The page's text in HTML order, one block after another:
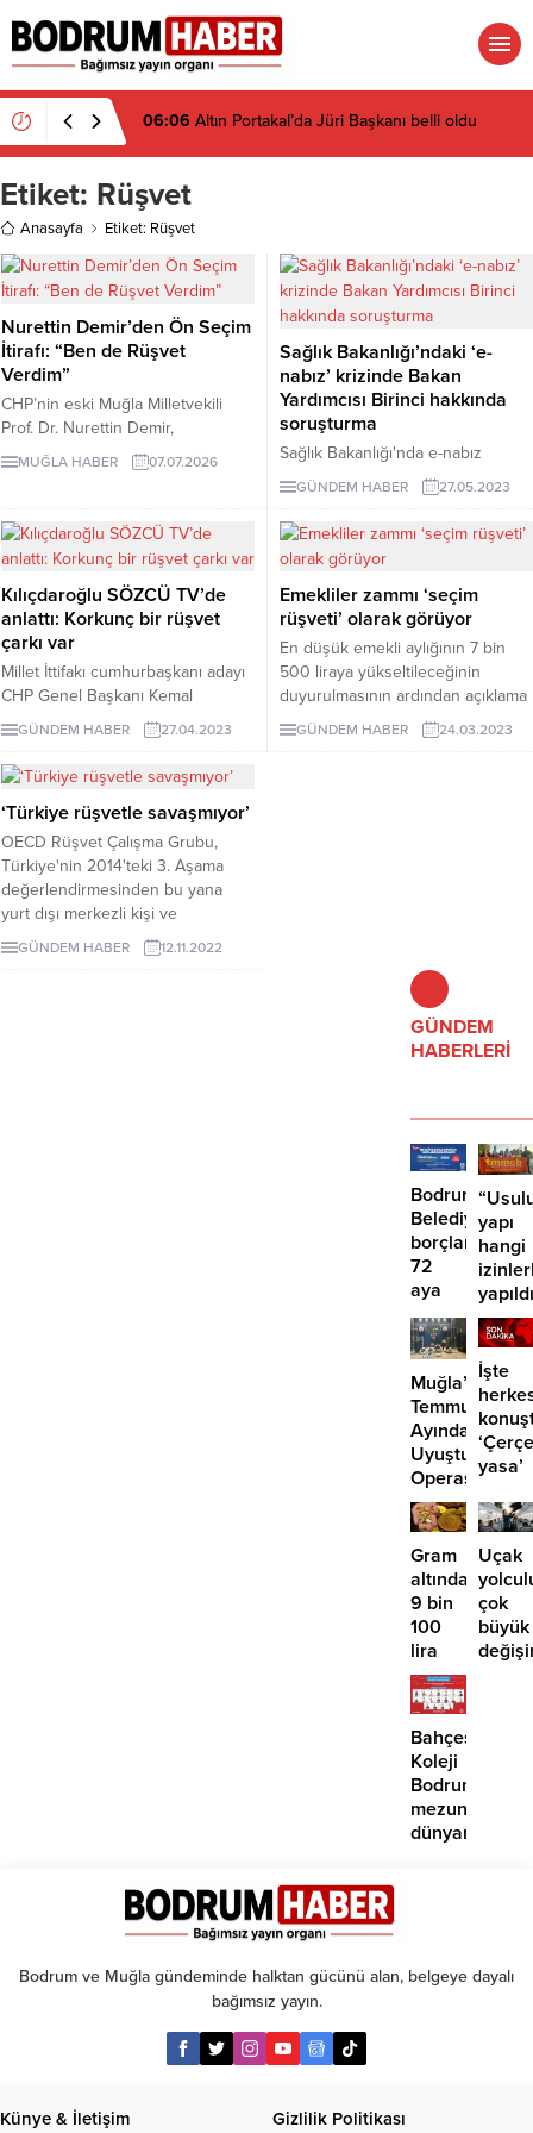
06:06 Altın Portakal’da Jüri Başkanı belli oldu
Etiket: Rüşvet
Anasayfa Etiket: Rüşvet
Nurettin Demir’den Ön Seçim
İtirafı: “Ben de Rüşvet
Verdim”
CHP’nin eski Muğla Milletvekili
Prof. Dr. Nurettin Demir,
12punto’da yayımlanan yazısında
2011 Muğla ön seçimi sürecinde
taleplerinin karşılandığını
belirterek “Ben de rüşvet verdim”
dedi.
MUĞLA HABER 07.07.2026
Sağlık Bakanlığı’ndaki ‘e-
nabız’ krizinde Bakan
Yardımcısı Birinci hakkında
soruşturma
Sağlık Bakanlığı'nda e-nabız
sistemine ilişkin başlayan ve
rüşvet davasıyla devam eden
davada, Sağlık Bakan Yardımcısı
Şuayip Birinci hakkında
soruşturma başlatıldı.
GÜNDEM HABER 27.05.2023
Kılıçdaroğlu SÖZCÜ TV’de
anlattı: Korkunç bir rüşvet
çarkı var
Millet İttifakı cumhurbaşkanı adayı
CHP Genel Başkanı Kemal
Kılıçdaroğlu, SÖZCÜ
Televizyonu’nda AKP'li eski
bakanın kendisine anlattığı büyük
rüşvet çarkını dile getirdi.
GÜNDEM HABER 27.04.2023
Emekliler zammı ‘seçim
rüşveti’ olarak görüyor
En düşük emekli aylığının 7 bin
500 liraya yükseltileceğinin
duyurulmasının ardından açıklama
yapan Tüm Emekliler Sendikası
Genel Başkanı Salman Hürkardeş,
GÜNDEM HABER 24.03.2023
‘Türkiye rüşvetle savaşmıyor’
OECD Rüşvet Çalışma Grubu,
Türkiye'nin 2014'teki 3. Aşama
değerlendirmesinden bu yana
yurt dışı merkezli kişi ve
kuruluşlardan gelen rüşvetle ...
GÜNDEM HABER 12.11.2022
GÜNDEM
HABERLERİ
Bodrum
borçlara
72
aya
kadar
taksit
yapı
hangi
Muğla’da
Temmuz
Ayında
Uyuşturucu
Operasyonu:
29
Tutuklama
İşte
yasa’
teklifi
Gram
altında
9 bin
100
lira
öngörüsü:
Yükseliş
için o
tarihe
işaret
edildi
Uçak
çok
büyük
Bahçeşehir
Koleji
Bodrum
mezunlarına
dünyanın
Bodrum ve Muğla gündeminde halktan gücünü alan, belgeye dayalı
bağımsız yayın.
Künye & İletişim Gizlilik Politikası